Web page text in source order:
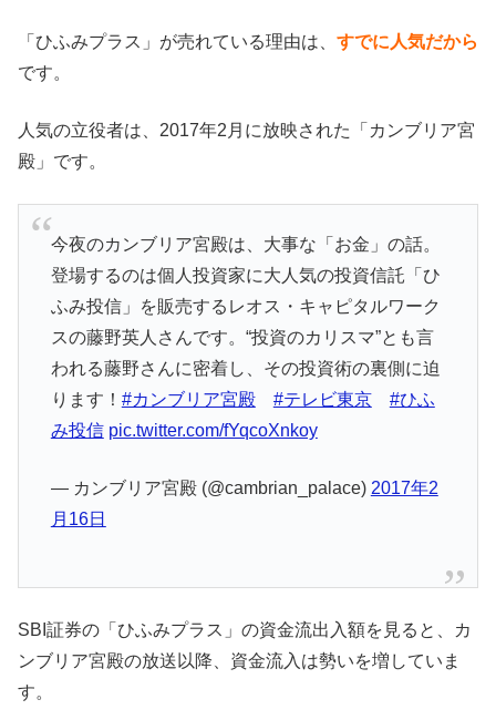
「ひふみプラス」が売れている理由は、 すでに人気だから
です。
人気の立役者は、2017年2月に放映された「カンブリア宮
殿」です。
今夜のカンブリア宮殿は、大事な「お金」の話。
登場するのは個人投資家に大人気の投資信託「ひ
ふみ投信」を販売するレオス・キャピタルワーク
スの藤野英人さんです。“投資のカリスマ”とも言
われる藤野さんに密着し、その投資術の裏側に迫
ります！ #カンブリア宮殿 #テレビ東京
#ひふ
み投信 pic.twitter.com/fYqcoXnkoy
— カンブリア宮殿 (@cambrian_palace) 2017年2
月16日
SBI証券の「ひふみプラス」の資金流出入額を見ると、カ
ンブリア宮殿の放送以降、資金流入は勢いを増していま
す。